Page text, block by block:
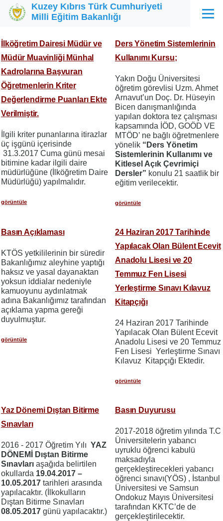
Ana içeriğe atla
Kuzey Kıbrıs Türk Cumhuriyeti
Milli Eğitim Bakanlığı
Menü
İlköğretim Dairesi Müdür ve
Müdür Muavinliği Münhal
Kadrolarına Başvuran
Öğretmenlerin Kriter
Değerlendirme Puanları Ekte
Verilmiştir.
İlgili kriter punanlarına itirazlar
üç işgünü içerisinde
31.3.2017 Cuma günü mesai
bitimine kadar ilgili daire
müdürlüğüne (İlköğretim Daire
Müdürlüğü) yapılmalıdır.
görüntüle
Ders Yönetim Sistemlerinin
Kullanımı Kursu;
Yakın Doğu Üniversitesi
öğretim görevlisi Uzm. Ahmet
Arnavut’un Doç. Dr. Hüseyin
Bicen danışmanlığında
yapılan doktora tez çalışması
kapsamında İÖD, GOÖD VE
MTÖD’ ne bağlı öğretmenlere
yönelik “Ders Yönetim
Sistemlerinin Kullanımı ve
Kitlesel Açık Çevrimiçi
Dersler” konulu 21 saatlik bir
eğitim verilecektir.
görüntüle
Basın Açıklaması
KTÖS yetkililerinin bir süredir
Bakanlığımız aleyhine yaptığı
haksız ve yasal dayanaktan
yoksun iddialar nedeniyle
kamuoyunu aydınlatmak
adına Bakanlığımız tarafından
açıklama yapma gereği
duyulmuştur.
görüntüle
24 Haziran 2017 Tarihinde
Yapılacak Olan Bülent Ecevit
Anadolu Lisesi ve 20
Temmuz Fen Lisesi
Yerleştirme Sınavı Kılavuz
Kitapçığı
24 Haziran 2017 Tarihinde
Yapılacak Olan Bülent Ecevit
Anadolu Lisesi ve 20 Temmuz
Fen Lisesi Yerleştirme Sınavı
Kılavuz Kitapçığı Ektedir.
görüntüle
Yaz Dönemi Dıştan Bitirme
Sınavları
2016 - 2017 Öğretim Yılı YAZ
DÖNEMİ Dıştan Bitirme
Sınavları aşağıda belirtilen
okullarda 19.04.2017 –
10.05.2017 tarihleri arasında
yapılacaktır. (İlkokulların
Dıştan Bitirme Sınavları
08.05.2017 günü yapılacaktır.)
Basın Duyurusu
2017-2018 öğretim yılında T.C
Üniversitelerin yabancı
uyruklu öğrenci kabulü
maksadıyla
gerçekleştirecekleri yabancı
öğrenci sınavı(YÖS) , İstanbul
Üniversitesi ve Samsun
Ondokuz Mayıs Üniversitesi
tarafından KKTC’de de
gerçekleştirilecektir.